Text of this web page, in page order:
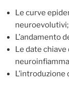
Le curve
neuroevolutivi;
L’andamento
Le date